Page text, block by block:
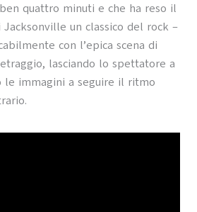
quattro minuti e che ha reso il
un classico del rock –
con l’epica scena di
lasciando lo spettatore a
le immagini a seguire il ritmo